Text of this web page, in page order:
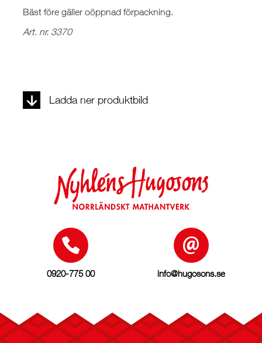
Bäst före gäller oöppnad förpackning.
Art. nr. 3370
Ladda ner produktbild
0920-775 00 info@hugosons.se